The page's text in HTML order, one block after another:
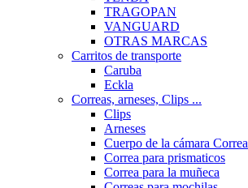
TRAGOPAN
VANGUARD
OTRAS MARCAS
Carritos de transporte
Caruba
Eckla
Correas, arneses, Clips ...
Clips
Arneses
Cuerpo de la cámara Correa
Correa para prismaticos
Correa para la muñeca